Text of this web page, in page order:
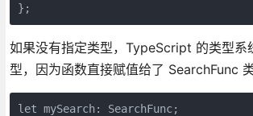
};
如果没有指定类型，TypeScript 的类型系
型，因为函数直接赋值给了 SearchFunc 类
let mySearch: SearchFunc;